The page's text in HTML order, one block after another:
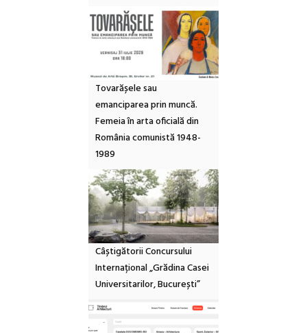
Tovarășele sau
emanciparea prin muncă.
Femeia în arta oficială din
România comunistă 1948-
1989
Câștigătorii Concursului
Internațional „Grădina Casei
Universitarilor, București”